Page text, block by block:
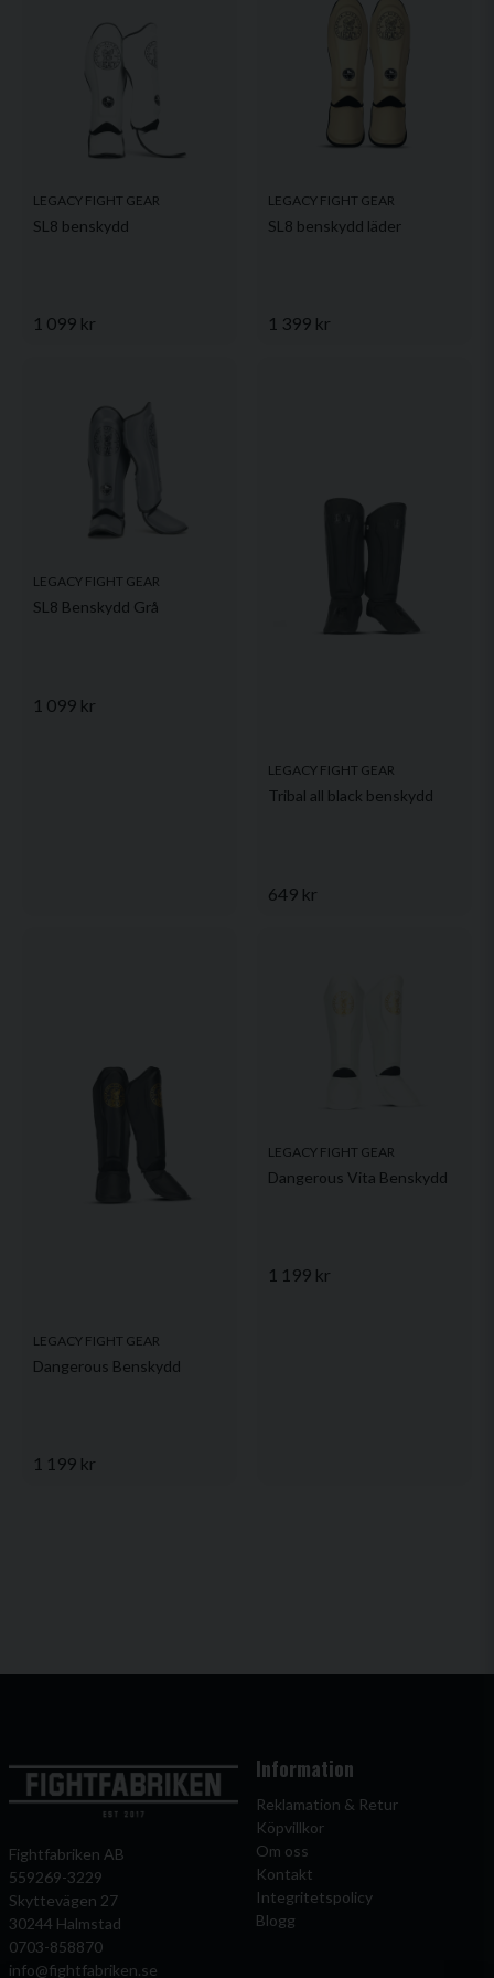
LEGACY FIGHT GEAR
SL8 benskydd
1 099 kr
LEGACY FIGHT GEAR
SL8 benskydd läder
1 399 kr
LEGACY FIGHT GEAR
SL8 Benskydd Grå
1 099 kr
LEGACY FIGHT GEAR
Tribal all black benskydd
649 kr
LEGACY FIGHT GEAR
Dangerous Benskydd
1 199 kr
LEGACY FIGHT GEAR
Dangerous Vita Benskydd
1 199 kr
Fightfabriken AB
559269-3229
Skyttevägen 27
30244 Halmstad
0703-858870
info@fightfabriken.se
Information
Reklamation & Retur
Köpvillkor
Om oss
Kontakt
Integritetspolicy
Blogg